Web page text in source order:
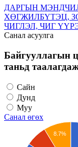
ДАРГЫН
ХӨГЖИЛБҮТЭЦ,
ЧИГЛЭЛ, ЧИГ
Санал асуулга
Байгууллагын
таньд
Сайн
Дунд
Муу
Санал өгөх
8.7%